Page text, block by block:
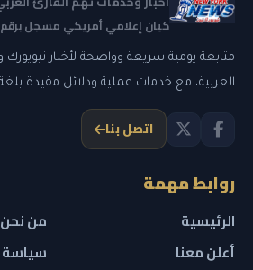
كيان إعلامي أمريكي مسجل برقم 0451351808
متابعة يومية سريعة وواضحة لأخبار نيويورك
العربية، مع خدمات عملية ودلائل مفيدة
اتصل بنا
روابط مهمة
الرئيسية
من نحن
أعلن معنا
سياسة